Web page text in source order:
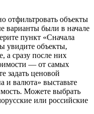
отфильтровать объекты
варианты были в начале
пункт «Сначала
увидите объекты,
а сразу после них
— от самых
задать ценовой
и валюта» выставьте
Можете выбрать
или российские